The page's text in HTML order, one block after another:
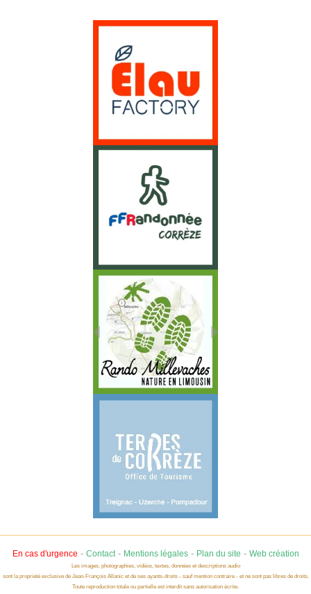
En cas d'urgence - Contact- Mentions légales- Plan du site - Web création
Les images, photographies, vidéos, textes, données et descriptions audio
sont la propriété exclusive de Jean-François Allanic et de ses ayants-droits - sauf mention contraire - et ne sont pas libres de droits.
Toute reproduction totale ou partielle est interdit sans autorisation écrite.